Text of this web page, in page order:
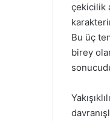
çekicilik
Bu üç
birey